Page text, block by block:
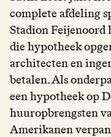
complete afdeling
Stadion Feijenoord
die hypotheek
architecten en
betalen. Als
een hypotheek op
huuropbrengsten
Amerikanen